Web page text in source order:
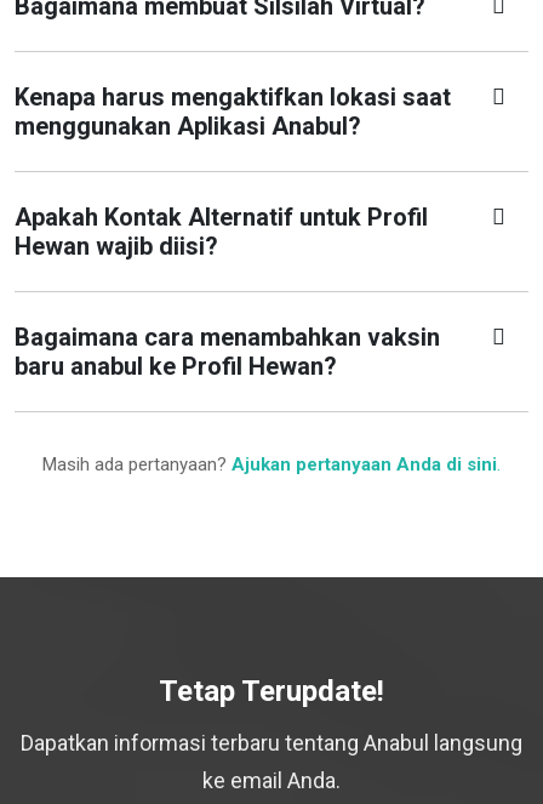
Bagaimana membuat Silsilah Virtual?
Kenapa harus mengaktifkan lokasi saat
menggunakan Aplikasi Anabul?
Apakah Kontak Alternatif untuk Profil
Hewan wajib diisi?
Bagaimana cara menambahkan vaksin
baru anabul ke Profil Hewan?
Masih ada pertanyaan? Ajukan pertanyaan Anda di sini.
Tetap Terupdate!
Dapatkan informasi terbaru tentang Anabul langsung
ke email Anda.